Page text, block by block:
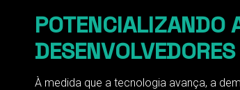
POTENCIALIZANDO
DESENVOLVEDORES
À medida que a tecnologia avança, a